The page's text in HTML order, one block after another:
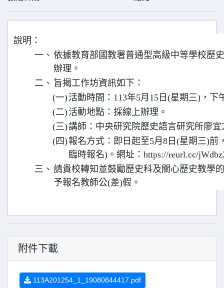
說明：
一、 依據教育部國教署普通型高級中等學校歷
辦理。
二、 旨揭工作坊資訊如下：
(一)活動時間：113年5月15日(星期三)，下
(二)活動地點：採線上辦理。
(三)講師：中央研究院歷史語言研究所廖
(四)報名方式：即日起至5月8日(星期三)前
臨時報名)。網址：https://reurl.cc/
三、 請貴校轉知並鼓勵歷史科及關心歷史教學
予報名教師公(差)假。
附件下載
113A201254_1_19080844417.pdf